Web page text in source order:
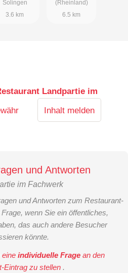
Solingen
3.6 km
(Rheinland)
6.5 km
Landpartie im
Inhalt melden
und Antworten
im Fachwerk
und Antworten zum Restaurant-
wenn Sie ein öffentliches,
das auch andere Besucher
könnte.
eineindividuelle Frage an den
Eintrag zu stellen .